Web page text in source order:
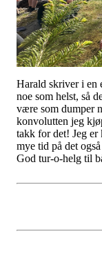
Harald skriver i en
noe som helst, så
være som dumper
konvolutten jeg
takk for det! Jeg
mye tid på det
God tur-o-helg til